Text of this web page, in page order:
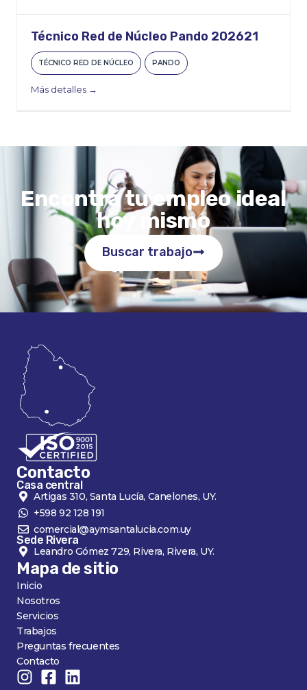
Técnico Red de Núcleo Pando 202621
TÉCNICO RED DE NÚCLEO PANDO
Más detalles
Encontrá tu empleo ideal
hoy mismo
Buscar trabajo
Contacto
Casa central
Artigas 310, Santa Lucía, Canelones, UY.
+598 92 128 191
comercial@aymsantalucia.com.uy
Sede Rivera
Leandro Gómez 729, Rivera, Rivera, UY.
Mapa de sitio
Inicio
Nosotros
Servicios
Trabajos
Preguntas frecuentes
Contacto